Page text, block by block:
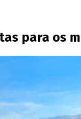
para os